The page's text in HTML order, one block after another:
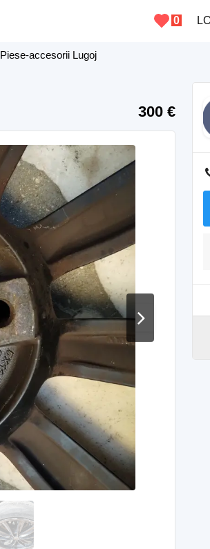
0
Piese-accesorii Lugoj
300 €